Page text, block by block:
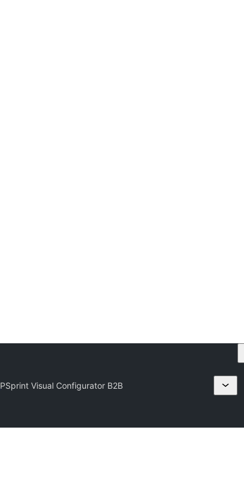
PSprint Visual Configurator B2B